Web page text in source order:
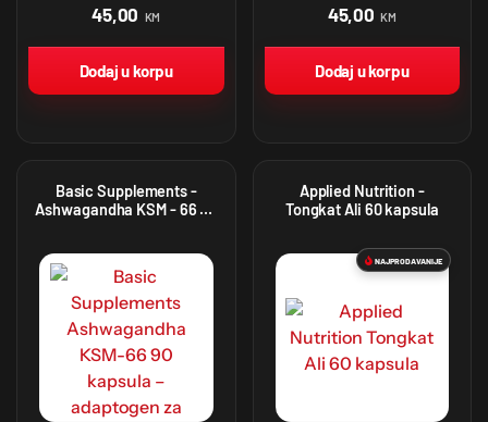
45,00 KM
Dodaj u korpu
45,00 KM
Dodaj u korpu
Basic Supplements -
Ashwagandha KSM - 66 90
Applied Nutrition -
Tongkat Ali 60 kapsula
NAJPRODAVANIJE